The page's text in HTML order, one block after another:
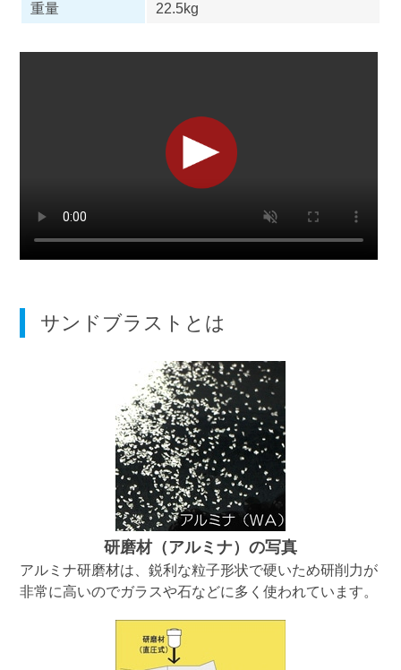
重量 22.5kg
サンドブラストとは
研磨材（アルミナ）の写真
アルミナ研磨材は、鋭利な粒子形状で硬いため研削力が
非常に高いのでガラスや石などに多く使われています。